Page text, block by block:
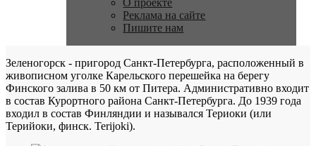
О проекте
Реклама на сайте
Пишите нам
Зеленогорск - пригород Санкт-Петербурга, расположенный в
живописном уголке Карельского перешейка на берегу
Финского залива в 50 км от Питера. Административно входит
в состав Курортного района Санкт-Петербурга. До 1939 года
входил в состав Финляндии и назывался Териоки (или
Терийоки, финск. Terijoki).